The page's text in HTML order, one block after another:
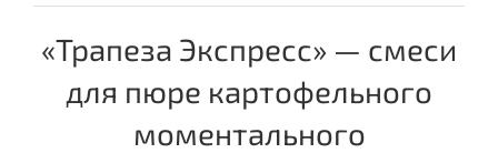
«Трапеза Экспресс» — смеси
для пюре картофельного
моментального